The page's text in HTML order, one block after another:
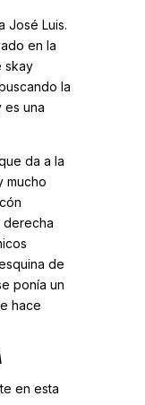
José Luis.
en la
skay
la
es una
da a la
mucho
derecha
de
ponía un
hace
en esta